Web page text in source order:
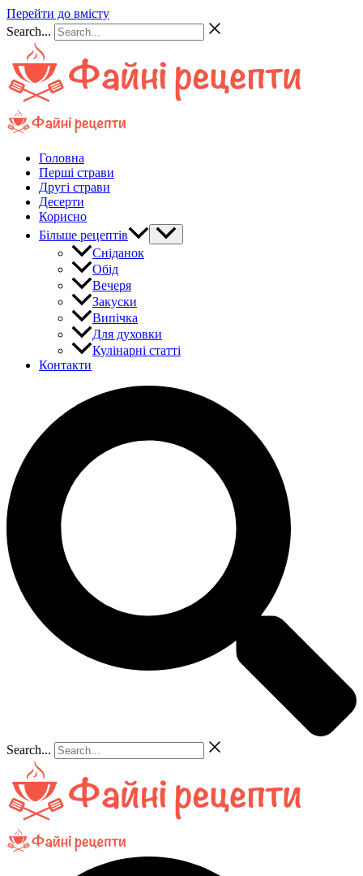
Перейти до вмісту
Search...
Головна
Перші страви
Другі страви
Десерти
Корисно
Більше рецептів
Сніданок
Обід
Вечеря
Закуски
Випічка
Для духовки
Кулінарні статті
Контакти
Search...